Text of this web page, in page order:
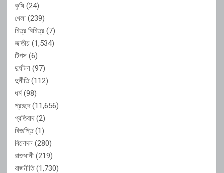
কৃষি (24)
খেলা (239)
চিত্র বিচিত্র (7)
জাতীয় (1,534)
টিপস (6)
দুর্ঘটনা (97)
দুর্নীতি(112)
ধর্ম(98)
প্রচ্ছদ(11,656)
প্রতিবাদ(2)
বিজ্ঞপ্তি(1)
বিনোদন (280)
রাজধানী (219)
রাজনীতি(1,730)